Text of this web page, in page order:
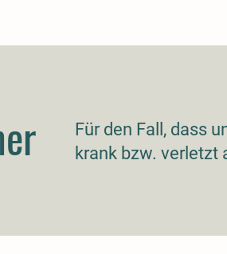
Für den Fall, dass
krank bzw. verletzt